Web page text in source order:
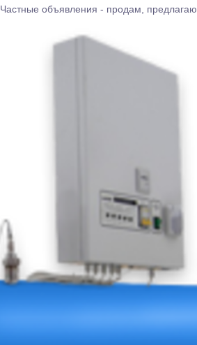
Частные объявления - продам, предлагаю